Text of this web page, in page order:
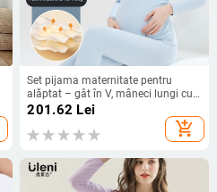
Set pijama maternitate pentru
alăptat – gât în V, mâneci lungi cu
volane, pantaloni lungi, poliester
201.62 Lei
add_shopping_cart